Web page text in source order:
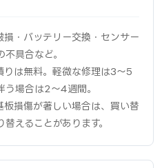
・バッテリー交換・センサー
具合など。
は無料。軽微な修理は3〜5
う場合は2〜4週間。
損傷が著しい場合は、買い替
えることがあります。